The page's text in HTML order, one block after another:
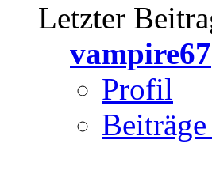
Letzter
vampire67
Profil